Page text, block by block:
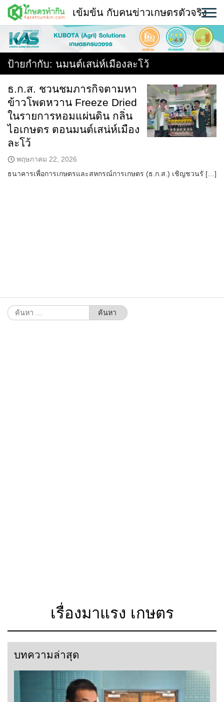
Skip
content
พืช
หน้าแรก
ใคร ทำอะไร ที่ไหน
สถานีข่าววันนี้
เข้มข้น กับคนข่าวเกษตรตัวจริง
ป้ายกำกับ: นมนต์เสน่ห์เมืองละโว้
ธ.ก.ส. ชวนชมภารกิจตามหา
ข้าวโพดหวาน Freeze Dried
ในรายการหอมแผ่นดิน กลิ่น
ไอเกษตร ตอนมนต์เสน่ห์เมือง
ละโว้
พฤษภาคม 22, 2026
ธนาคารเพื่อการเกษตรและสหกรณ์การเกษตร (ธ.ก.ส.) เชิญชวนรั […]
ค้นหา
สำหรับ:
เรื่องมาแรง เกษตร
บทความล่าสุด